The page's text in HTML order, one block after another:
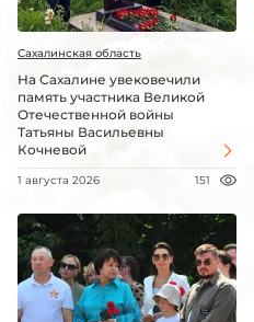
Сахалинская область
На Сахалине увековечили
память участника Великой
Отечественной войны
Татьяны Васильевны
Кочневой
1 августа 2026 151